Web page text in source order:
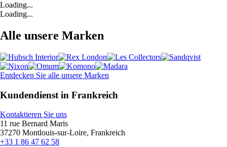
Loading...
Loading...
Alle unsere Marken
Entdecken Sie alle unsere Marken
Kundendienst in Frankreich
Kontaktieren Sie uns
11 rue Bernard Maris
37270 Montlouis-sur-Loire, Frankreich
+33 1 86 47 62 58